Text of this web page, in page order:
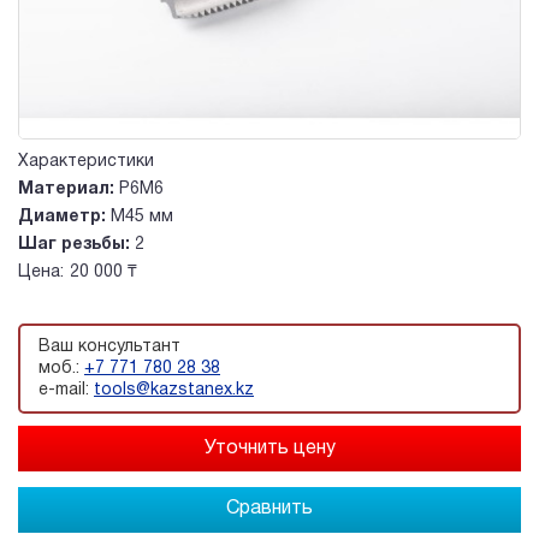
Характеристики
Материал: Р6М6
Диаметр: М45 мм
Шаг резьбы: 2
Цена: 20 000 ₸
Ваш консультант
моб.: +7 771 780 28 38
e-mail: tools@kazstanex.kz
Сравнить